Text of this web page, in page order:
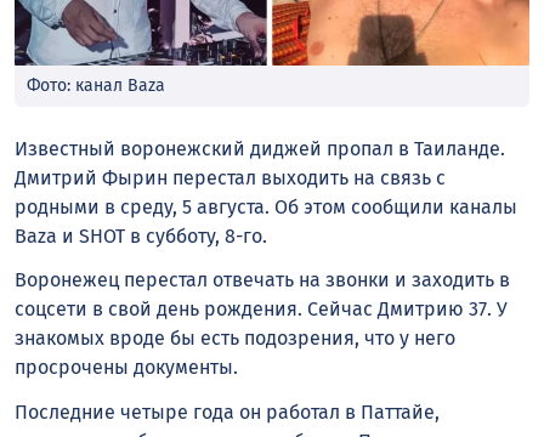
Фото: канал Baza
Известный воронежский диджей пропал в Таиланде.
Дмитрий Фырин перестал выходить на связь с
родными в среду, 5 августа. Об этом сообщили каналы
Baza и SHOT в субботу, 8-го.
Воронежец перестал отвечать на звонки и заходить в
соцсети в свой день рождения. Сейчас Дмитрию 37. У
знакомых вроде бы есть подозрения, что у него
просрочены документы.
Последние четыре года он работал в Паттайе,